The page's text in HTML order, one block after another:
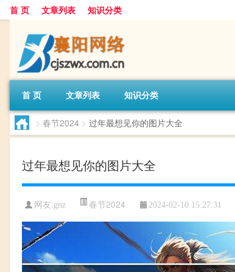
首 页 文章列表 知识分类
首 页 文章列表 知识分类
> 春节2024 > 过年最想见你的图片大全
过年最想见你的图片大全
网友:gnz 春节2024 2024-02-10 15:27:31